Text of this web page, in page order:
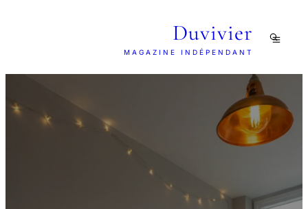
Duvivier
MAGAZINE INDÉPENDANT